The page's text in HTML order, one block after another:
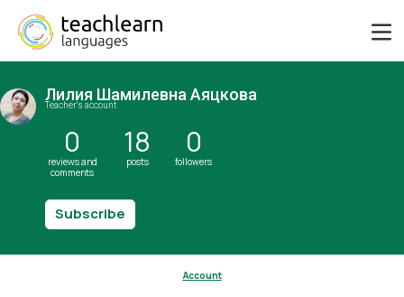
Лилия Шамилевна Аяцкова
Teacher's account
0
reviews and
comments
18
posts
0
followers
Subscribe
Account